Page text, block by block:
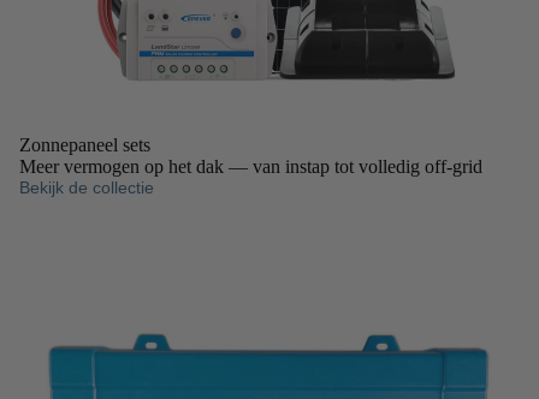
Zonnepaneel sets
Meer vermogen op het dak — van instap tot volledig off-grid
Bekijk de collectie